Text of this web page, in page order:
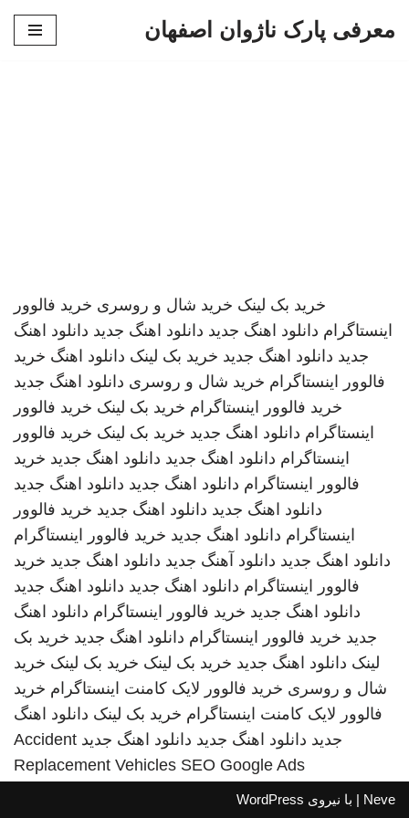
معرفی پارک ناژوان اصفهان
خرید بک لینک خرید شال و روسری خرید فالوور
اینستاگرام دانلود اهنگ جدید دانلود اهنگ جدید دانلود اهنگ
جدید دانلود اهنگ جدید خرید بک لینک دانلود اهنگ خرید
فالوور اینستاگرام خرید شال و روسری دانلود اهنگ جدید
خرید فالوور اینستاگرام خرید بک لینک خرید فالوور
اینستاگرام دانلود اهنگ جدید خرید بک لینک خرید فالوور
اینستاگرام دانلود اهنگ جدید دانلود اهنگ جدید خرید
فالوور اینستاگرام دانلود اهنگ جدید دانلود اهنگ جدید
دانلود اهنگ جدید دانلود اهنگ جدید خرید فالوور
اینستاگرام دانلود اهنگ جدید خرید فالوور اینستاگرام
دانلود اهنگ جدید دانلود آهنگ جدید دانلود اهنگ جدید خرید
فالوور اینستاگرام دانلود اهنگ جدید دانلود اهنگ جدید
دانلود اهنگ جدید خرید فالوور اینستاگرام دانلود اهنگ
جدید خرید فالوور اینستاگرام دانلود اهنگ جدید خرید بک
لینک دانلود اهنگ جدید خرید بک لینک خرید بک لینک خرید
شال و روسری خرید فالوور لایک کامنت اینستاگرام خرید
فالوور لایک کامنت اینستاگرام خرید بک لینک دانلود اهنگ
جدید دانلود اهنگ جدید دانلود اهنگ جدید Accident
Replacement Vehicles SEO Google Ads
Neve | با نیروی WordPress